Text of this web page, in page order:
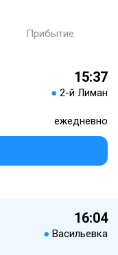
Прибытие
15:37
● 2-й Лиман
ежедневно
16:04
● Васильевка